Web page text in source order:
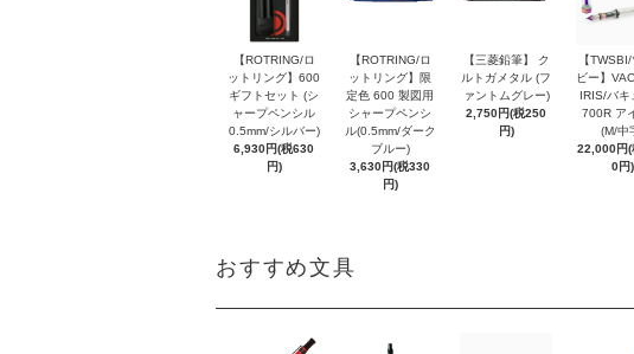
【ROTRING/ロ
ットリング】600
ギフトセット (シ
ャープペンシル
0.5mm/シルバー)
6,930円(税630
円)
【ROTRING/ロ
ットリング】限
定色 600 製図用
シャープペンシ
ル(0.5mm/ダーク
ブルー)
3,630円(税330
円)
【三菱鉛筆】 ク
ルトガメタル (フ
ァントムグレー)
2,750円(税250
円)
【
ビー】
IRIS/バキ
700R ア
(M/中
22,000円(
0円)
おすすめ文具